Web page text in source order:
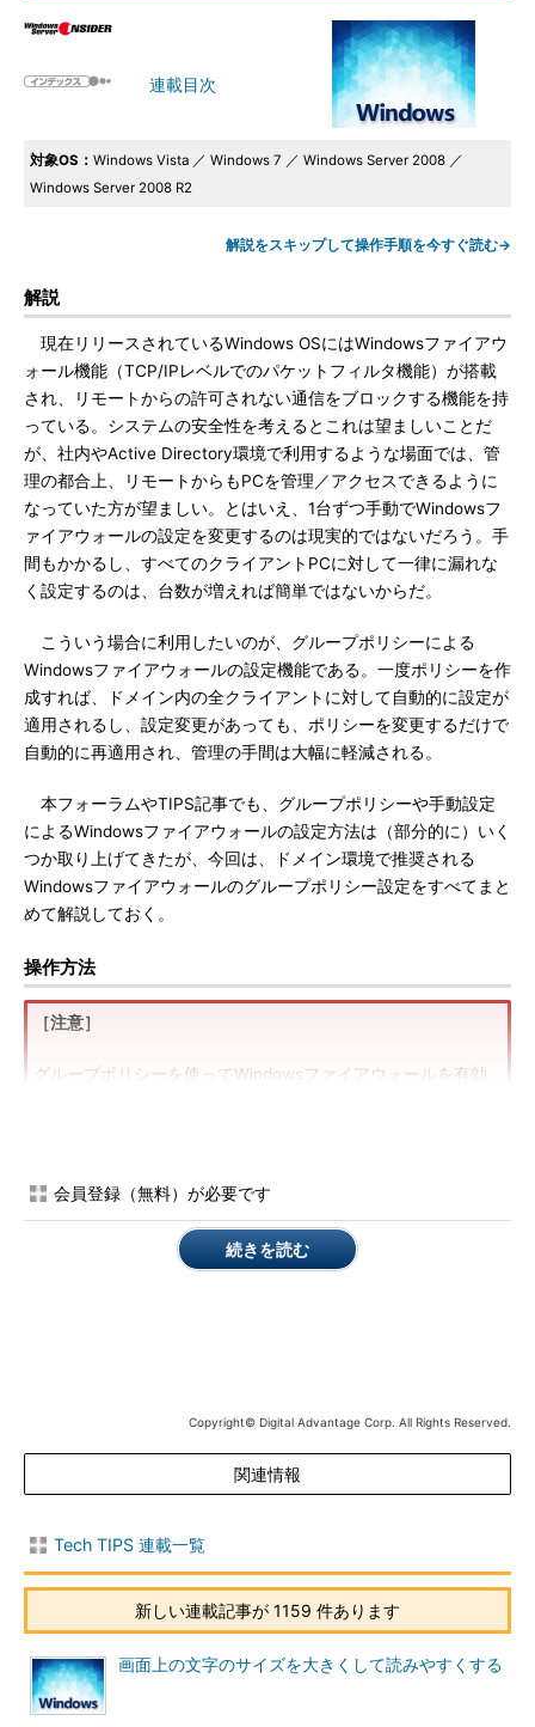
連載目次
対象OS： Windows Vista ／ Windows 7 ／ Windows Server 2008 ／
Windows Server 2008 R2
解説をスキップして操作手順を今すぐ読む→
解説
現在リリースされているWindows OSにはWindowsファイアウ
ォール機能（TCP/IPレベルでのパケットフィルタ機能）が搭載
され、リモートからの許可されない通信をブロックする機能を持
っている。システムの安全性を考えるとこれは望ましいことだ
が、社内やActive Directory環境で利用するような場面では、管
理の都合上、リモートからもPCを管理／アクセスできるように
なっていた方が望ましい。とはいえ、1台ずつ手動でWindowsフ
ァイアウォールの設定を変更するのは現実的ではないだろう。手
間もかかるし、すべてのクライアントPCに対して一律に漏れな
く設定するのは、台数が増えれば簡単ではないからだ。
こういう場合に利用したいのが、グループポリシーによる
Windowsファイアウォールの設定機能である。一度ポリシーを作
成すれば、ドメイン内の全クライアントに対して自動的に設定が
適用されるし、設定変更があっても、ポリシーを変更するだけで
自動的に再適用され、管理の手間は大幅に軽減される。
本フォーラムやTIPS記事でも、グループポリシーや手動設定
によるWindowsファイアウォールの設定方法は（部分的に）いく
つか取り上げてきたが、今回は、ドメイン環境で推奨される
Windowsファイアウォールのグループポリシー設定をすべてまと
めて解説しておく。
操作方法
［注意］
グループポリシーを使ってWindowsファイアウォールを有効
どのトラブルが発生する可能性があるので（例えばWebサーバ
系OSに注意）、最初は限定されたOUでテストするなど、十分
注意して実施・運用していただきたい。
ォルトではWindows Server 2008以降のサーバOSにしか用意さ
れていない。Windows XPやWindows Vista、Windows 7のよう
なクライアントOS、およびWindows Server 2003を利用してい
トールしておく。
TIPS「グループポリシー管理を強力に支援するGPMCを活
」
ールする」
TIPS「
会員登録（無料）が必要です
続きを読む
Copyright© Digital Advantage Corp. All Rights Reserved.
関連情報
Tech TIPS 連載一覧
新しい連載記事が 1159 件あります
画面上の文字のサイズを大きくして読みやすくする